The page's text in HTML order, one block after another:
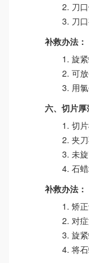
刀
刀
补救办法：
旋
可
用
六、切片厚
切
夹
未
石
补救办法：
矫
对
旋
将